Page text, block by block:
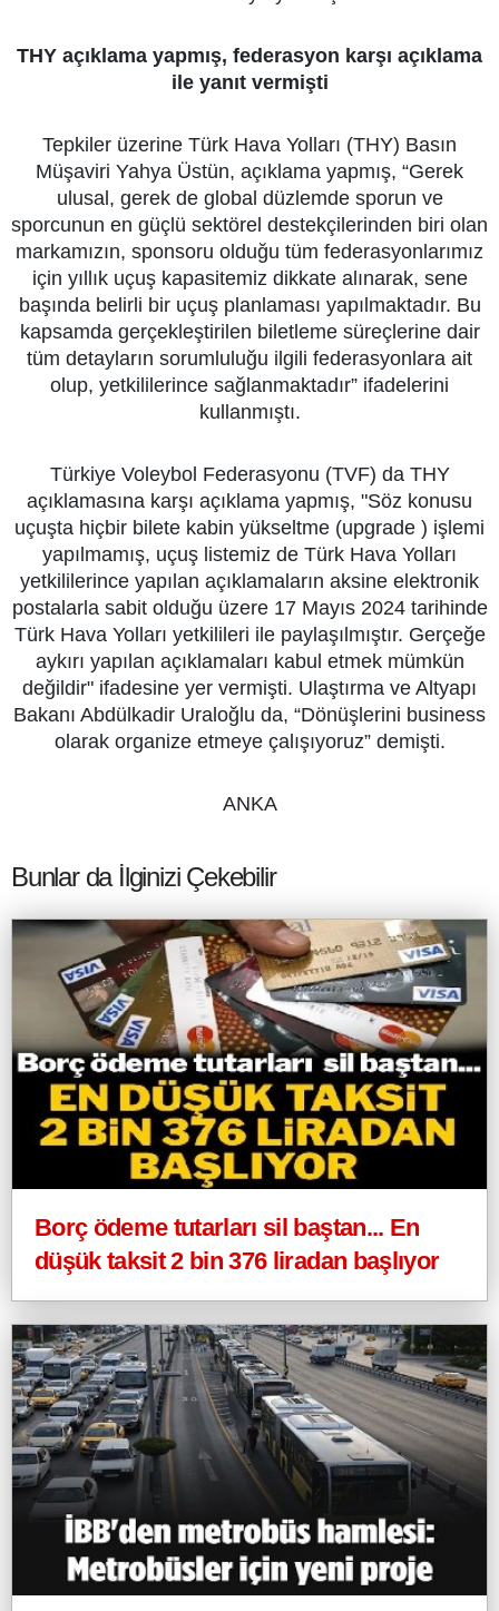
THY açıklama yapmış, federasyon karşı açıklama
ile yanıt vermişti
Tepkiler üzerine Türk Hava Yolları (THY) Basın
Müşaviri Yahya Üstün, açıklama yapmış, “Gerek
ulusal, gerek de global düzlemde sporun ve
sporcunun en güçlü sektörel destekçilerinden biri olan
markamızın, sponsoru olduğu tüm federasyonlarımız
için yıllık uçuş kapasitemiz dikkate alınarak, sene
başında belirli bir uçuş planlaması yapılmaktadır. Bu
kapsamda gerçekleştirilen biletleme süreçlerine dair
tüm detayların sorumluluğu ilgili federasyonlara ait
olup, yetkililerince sağlanmaktadır” ifadelerini
kullanmıştı.
Türkiye Voleybol Federasyonu (TVF) da THY
açıklamasına karşı açıklama yapmış, "Söz konusu
uçuşta hiçbir bilete kabin yükseltme (upgrade ) işlemi
yapılmamış, uçuş listemiz de Türk Hava Yolları
yetkililerince yapılan açıklamaların aksine elektronik
postalarla sabit olduğu üzere 17 Mayıs 2024 tarihinde
Türk Hava Yolları yetkilileri ile paylaşılmıştır. Gerçeğe
aykırı yapılan açıklamaları kabul etmek mümkün
değildir" ifadesine yer vermişti. Ulaştırma ve Altyapı
Bakanı Abdülkadir Uraloğlu da, “Dönüşlerini business
olarak organize etmeye çalışıyoruz” demişti.
ANKA
Bunlar da İlginizi Çekebilir
Borç ödeme tutarları sil baştan... En
düşük taksit 2 bin 376 liradan başlıyor